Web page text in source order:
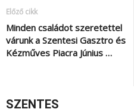
Előző cikk
Minden családot szeretettel
várunk a Szentesi Gasztro és
Kézműves Piacra Június …
SZENTES